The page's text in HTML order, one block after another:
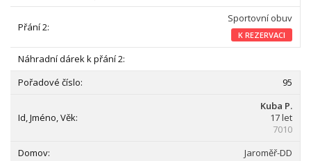
Sportovní obuv
K REZERVACI
95
Kuba P.
17 let
7010
Jaroměř-DD